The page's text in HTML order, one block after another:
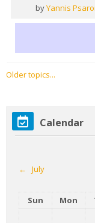
byYannis
Older topics...
Skip Calendar
Calendar
← July
Sunday
Sun Monday
Mon